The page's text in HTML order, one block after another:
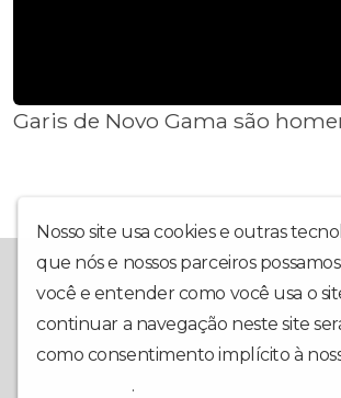
Garis de Novo Gama são
Nosso site usa cookies e outras
que nós e nossos parceiros
você e entender como você usa o
continuar a navegação neste site
como consentimento implícito à
.
Mais do que um retrato fiel dos fatos, a
traz informações claras dos fatos políticos
ENTORNO SUL WEB TV está qualificada
você estiver. NO BRASIL E NO MUNDO, pois